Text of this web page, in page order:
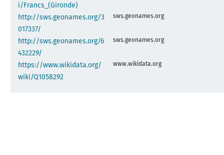
i/Francs_(Gironde)
http://sws.geonames.org/3
017337/
sws.geonames.org
http://sws.geonames.org/6
432229/
sws.geonames.org
https://www.wikidata.org/
wiki/Q1058292
www.wikidata.org